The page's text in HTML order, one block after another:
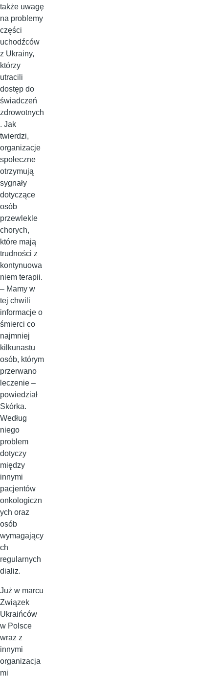
także uwagę
na problemy
części
uchodźców
z Ukrainy,
którzy
utracili
dostęp do
świadczeń
zdrowotnych
. Jak
twierdzi,
organizacje
społeczne
otrzymują
sygnały
dotyczące
osób
przewlekle
chorych,
które mają
trudności z
kontynuowa
niem terapii.
– Mamy w
tej chwili
informacje o
śmierci co
najmniej
kilkunastu
osób, którym
przerwano
leczenie –
powiedział
Skórka.
Według
niego
problem
dotyczy
między
innymi
pacjentów
onkologiczn
ych oraz
osób
wymagający
ch
regularnych
dializ.
Już w marcu
Związek
Ukraińców
w Polsce
wraz z
innymi
organizacja
mi